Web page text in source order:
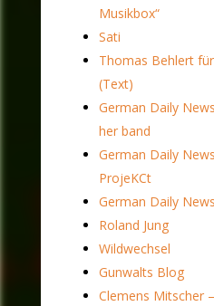
Musikbox“
Sati
Thomas Behlert
(Text)
German Daily
her band
German Daily
ProjeKCt
German Daily
Roland Jung
Wildwechsel
Gunwalts Blog
Clemens Mitscher